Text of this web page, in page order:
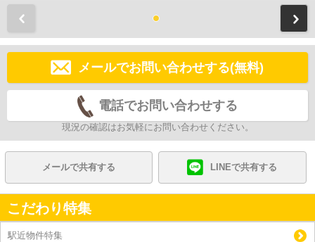
メールでお問い合わせする(無料)
電話でお問い合わせする
現況の確認はお気軽にお問い合わせください。
メールで共有する LINEで共有する
こだわり特集
駅近物件特集